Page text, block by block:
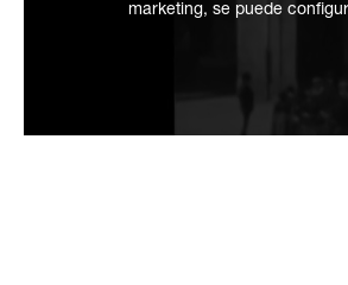
marketing, se puede